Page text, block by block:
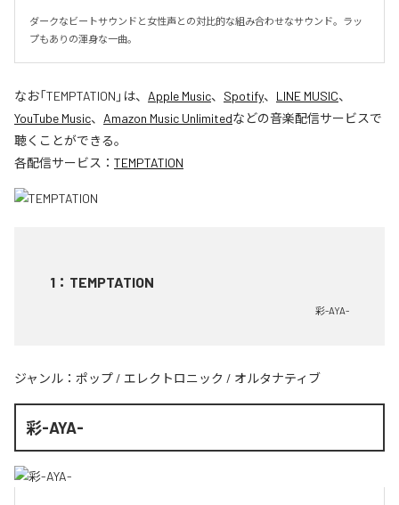
ダークなビートサウンドと女性声との対比的な組み合わせなサウンド。ラッ
プもありの渾身な一曲。
なお「TEMPTATION 」は、 Apple Music、 Spotify、 LINE MUSIC、
YouTube Music、 Amazon Music Unlimitedなどの音楽配信サービスで
聴くことができる。
各配信サービス： TEMPTATION
1 ： TEMPTATION
彩-AYA-
ジャンル： ポップ / エレクトロニック / オルタナティブ
彩-AYA-